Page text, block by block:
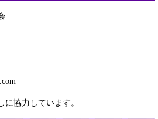
協力しています。